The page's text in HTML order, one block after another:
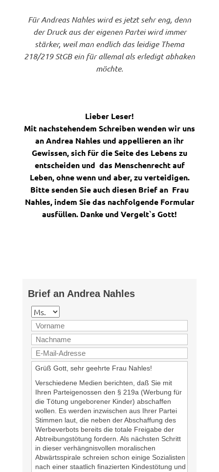
Für Andreas Nahles wird es jetzt sehr eng, denn
der Druck aus der eigenen Partei wird immer
stärker, weil man endlich das leidige Thema
218/219 StGB ein für allemal als erledigt abhaken
möchte.
Lieber Leser!
Mit nachstehendem Schreiben wenden wir uns
an Andrea Nahles und appellieren an ihr
Gewissen, sich für die Seite des Lebens zu
entscheiden und das Menschenrecht auf
Leben, ohne wenn und aber, zu verteidigen.
Bitte senden Sie auch diesen Brief an Frau
Nahles, indem Sie das nachfolgende Formular
ausfüllen. Danke und Vergelt`s Gott!
Brief an Andrea Nahles
Grüß Gott, sehr geehrte Frau Nahles!
Verschiedene Medien berichten, daß Sie mit
Ihren Parteigenossen den § 219a (Werbung für
die Tötung ungeborener Kinder) abschaffen
wollen. Es werden inzwischen aus Ihrer Partei
Stimmen laut, die neben der Abschaffung des
Werbeverbots bereits die totale Freigabe der
Abtreibungstötung fordern. Als nächsten Schritt
in dieser verhängnisvollen moralischen
Abwärtsspirale schreien schon einige Sozialisten
nach einer staatlich finazierten Kindestötung und